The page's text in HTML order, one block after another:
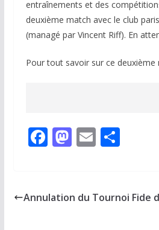
entraînements et des
deuxième match avec le club
(managé par Vincent Riff). En
Pour tout savoir sur ce deuxième
F
b
M
d
E
l
P
g
Annulation du Tournoi Fide